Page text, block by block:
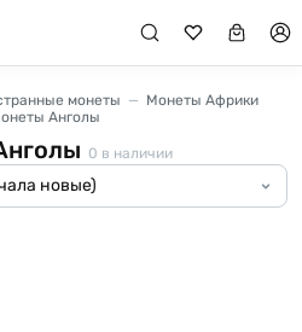
монеты
Монеты Африки
Анголы
0 в наличии